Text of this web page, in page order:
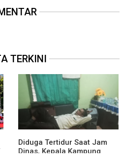
TERKINI
Diduga Tertidur Saat Jam
Dinas, Kepala Kampung